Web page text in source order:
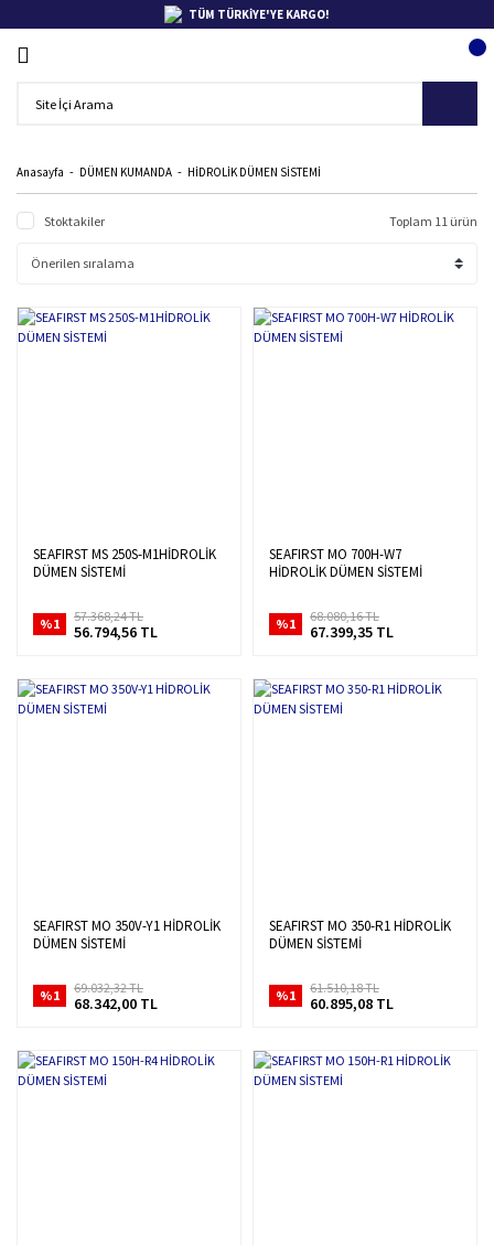
TÜM TÜRKİYE'YE KARGO!
Anasayfa DÜMEN KUMANDA HİDROLİK DÜMEN SİSTEMİ
Stoktakiler Toplam 11 ürün
SEAFIRST MS 250S-M1HİDROLİK
DÜMEN SİSTEMİ
%1 57.368,24 TL
56.794,56 TL
SEAFIRST MO 700H-W7
HİDROLİK DÜMEN SİSTEMİ
%1 68.080,16 TL
67.399,35 TL
SEAFIRST MO 350V-Y1 HİDROLİK
DÜMEN SİSTEMİ
%1 69.032,32 TL
68.342,00 TL
SEAFIRST MO 350-R1 HİDROLİK
DÜMEN SİSTEMİ
%1 61.510,18 TL
60.895,08 TL